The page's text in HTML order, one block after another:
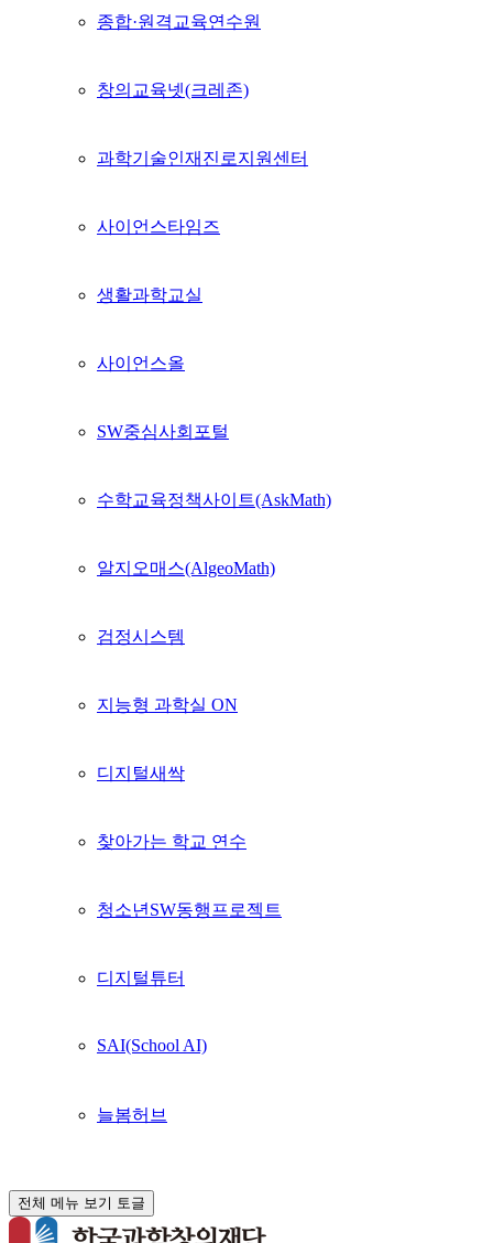
종합·원격교육연수원
창의교육넷(크레존)
과학기술인재진로지원센터
사이언스타임즈
생활과학교실
사이언스올
SW중심사회포털
수학교육정책사이트(AskMath)
알지오매스(AlgeoMath)
검정시스템
지능형 과학실 ON
디지털새싹
찾아가는 학교 연수
청소년SW동행프로젝트
디지털튜터
SAI(School AI)
늘봄허브
전체 메뉴 보기 토글